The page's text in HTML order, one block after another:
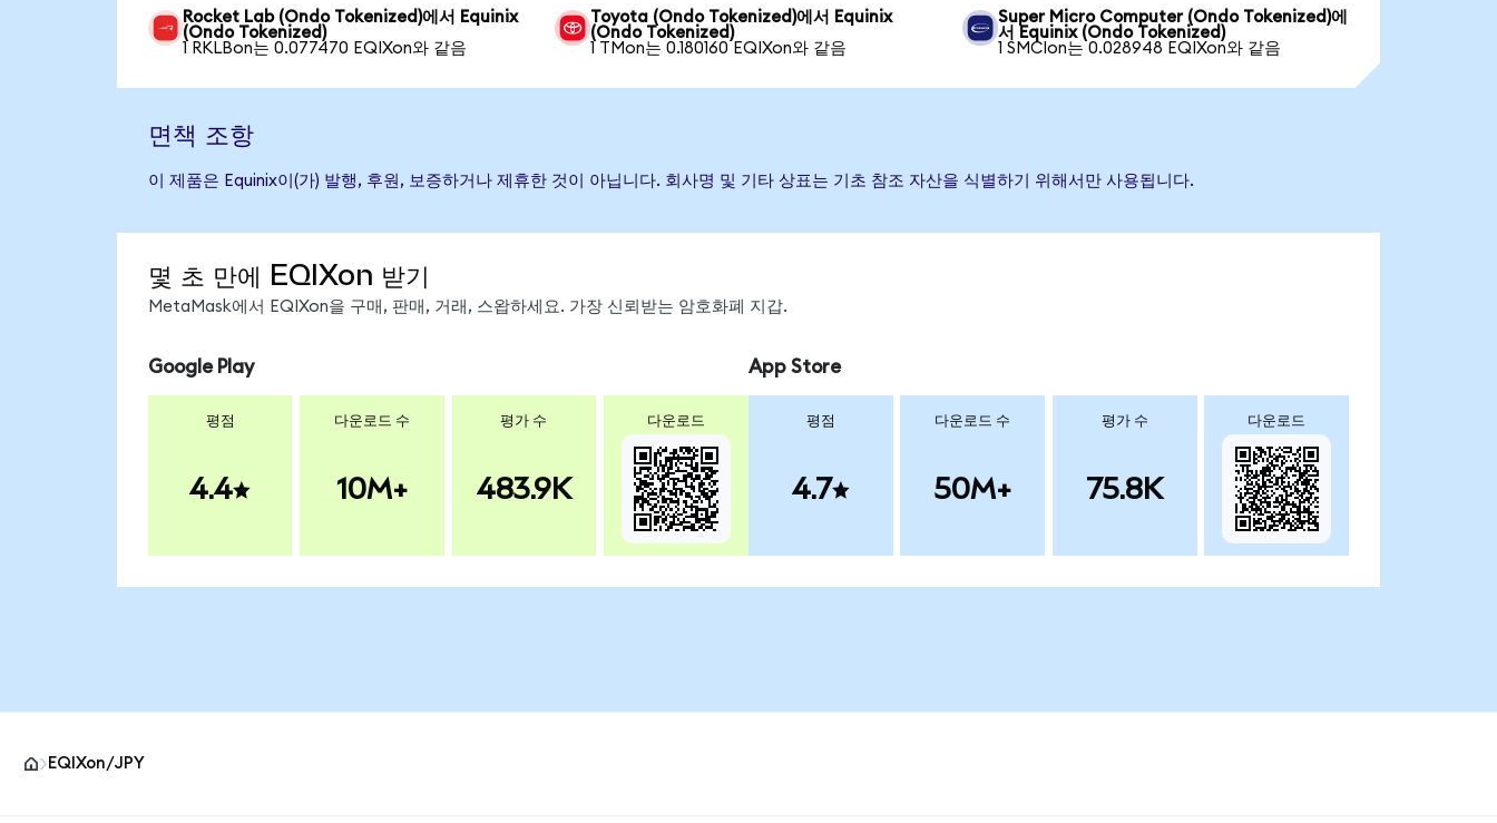
Rocket Lab (Ondo Tokenized)에서 Equinix
(Ondo Tokenized)
1 RKLBon는 0.077470 EQIXon와 같음
Toyota (Ondo Tokenized)에서 Equinix
(Ondo Tokenized)
1 TMon는 0.180160 EQIXon와 같음
Super Micro Computer (Ondo Tokenized)에
서 Equinix (Ondo Tokenized)
1 SMCIon는 0.028948 EQIXon와 같음
면책 조항
이 제품은 Equinix이(가) 발행, 후원, 보증하거나 제휴한 것이 아닙니다. 회사명 및 기타 상표는 기초 참조 자산을 식별하기 위해서만 사용됩니다.
몇 초 만에 EQIXon 받기
MetaMask에서 EQIXon을 구매, 판매, 거래, 스왑하세요. 가장 신뢰받는 암호화폐 지갑.
Google Play
평점
4.4
다운로드 수
10M+
평가 수
483.9K
다운로드
App Store
평점
4.7
다운로드 수
50M+
평가 수
75.8K
다운로드
EQIXon/JPY